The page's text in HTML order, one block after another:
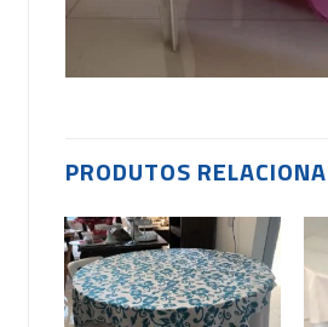
PRODUTOS
Add to
wishlist